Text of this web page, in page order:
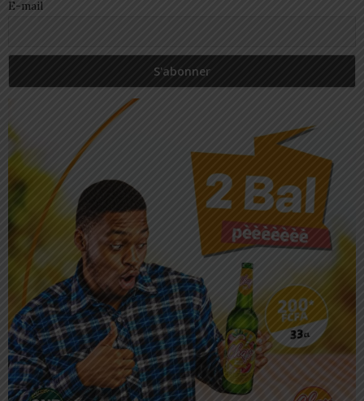
E-mail